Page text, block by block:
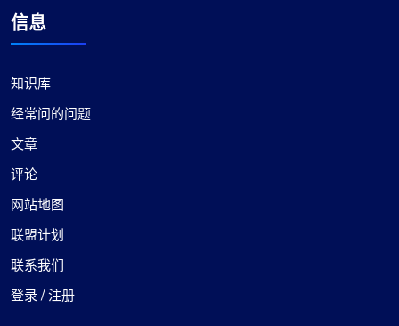
洁、高效，提供灵活的定价计划，可以轻松调整。
当计划发生变化时，可以自动支付或收到任何价格
顶级代理提供商体验
毫无疑问，这是我遇到过的最好的代理服务。他们
信息
知识库
经常问的问题
文章
评论
网站地图
联盟计划
联系我们
登录 / 注册